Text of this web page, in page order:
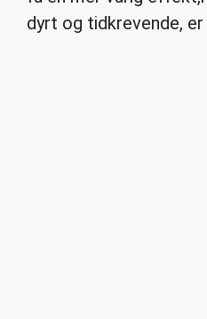
dyrt og tidkrevende,